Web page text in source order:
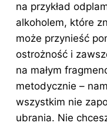
na przykład
alkoholem, które
może przynieść
ostrożność i
na małym
metodycznie –
wszystkim nie
ubrania. Nie